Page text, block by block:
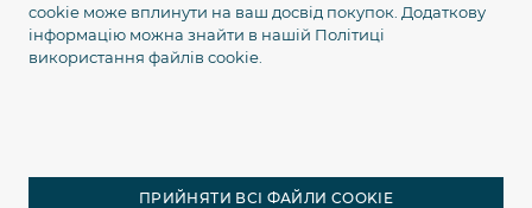
+380 99 745 75 45
sale@equgps.ua
cookie може вплинути на ваш досвід покупок. Додаткову
інформацію можна знайти в нашій Політиці
використання файлів cookie.
ПРИЙНЯТИ ВСІ ФАЙЛИ COOKIE